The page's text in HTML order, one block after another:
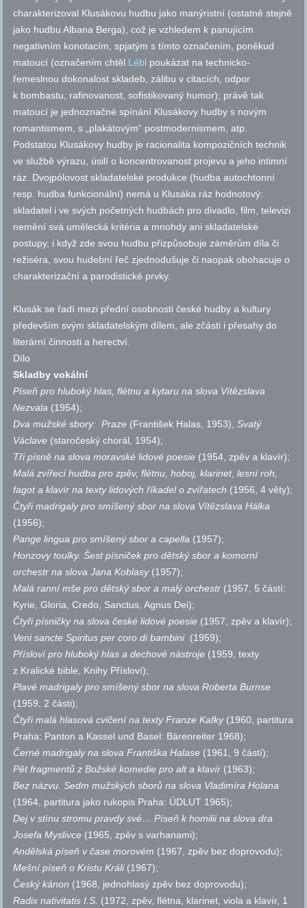
charakterizoval Klusákovu hudbu jako manýristní (ostatně stejně
jako hudbu Albana Berga), což je vzhledem k panujícím
negativním konotacím, spjatým s tímto označením, poněkud
matoucí (označením chtěl Lébl poukázat na technicko-
řemeslnou dokonalost skladeb, zálibu v citacích, odpor
k bombastu, rafinovanost, sofistikovaný humor); právě tak
matoucí je jednoznačné spínání Klusákovy hudby s novým
romantismem, s „plakátovým“ postmodernismem, atp.
Podstatou Klusákovy hudby je racionalita kompozičních technik
ve službě výrazu, úsilí o koncentrovanost projevu a jeho intimní
ráz. Dvojpólovost skladatelské produkce (hudba autochtonní
resp. hudba funkcionální) nemá u Klusáka ráz hodnotový:
skladatel i ve svých početných hudbách pro divadlo, film, televizi
nemění svá umělecká kritéria a mnohdy ani skladatelské
postupy, i když zde svou hudbu přizpůsobuje záměrům díla či
režiséra, svou hudební řeč zjednodušuje či naopak obohacuje o
charakterizační a parodistické prvky.
Klusák se řadí mezi přední osobnosti české hudby a kultury
především svým skladatelským dílem, ale zčásti i přesahy do
literární činnosti a herectví.
Dílo
Skladby vokální
Píseň pro hluboký hlas, flétnu a kytaru na slova Vítězslava
Nezvala (1954);
Dva mužské sbory: Praze (František Halas, 1953),Svatý
Václave (staročeský chorál, 1954);
Tři písně na slova moravské lidové poesie (1954, zpěv a klavír);
Malá zvířecí hudba pro zpěv, flétnu, hoboj, klarinet, lesní roh,
fagot a klavír na texty lidových říkadel o zvířatech (1956, 4 věty);
Čtyři madrigaly pro smíšený sbor na slova Vítězslava Hálka
(1956);
Pange lingua pro smíšený sbor a capella (1957);
Honzovy toulky. Šest písniček pro dětský sbor a komorní
orchestr na slova Jana Koblasy (1957);
Malá ranní mše pro dětský sbor a malý orchestr (1957, 5 částí:
Kyrie, Gloria, Credo, Sanctus, Agnus Dei);
Čtyři písničky na slova české lidové poesie (1957, zpěv a klavír);
Veni sancte Spiritus per coro di bambini (1959);
Přísloví pro hluboký hlas a dechové nástroje (1959, texty
z Kralické bible, Knihy Přísloví);
Plavé madrigaly pro smíšený sbor na slova Roberta Burnse
(1959, 2 části);
Čtyři malá hlasová cvičení na texty Franze Kafky (1960, partitura
Praha: Panton a Kassel und Basel: Bärenreiter 1968);
Černé madrigaly na slova Františka Halase (1961, 9 částí);
Pět fragmentů z Božské komedie pro alt a klavír (1963);
Bez názvu. Sedm mužských sborů na slova Vladimíra Holana
(1964, partitura jako rukopis Praha: ÚDLUT 1965);
Dej v stínu stromu pravdy své… Píseň k homilii na slova dra
Josefa Myslivce (1965, zpěv s varhanami);
Andělská píseň v čase morovém (1967, zpěv bez doprovodu);
Mešní píseň o Kristu Králi (1967);
Český kánon (1968, jednohlasý zpěv bez doprovodu);
Radix nativitatis I.S. (1972, zpěv, flétna, klarinet, viola a klavír, 1